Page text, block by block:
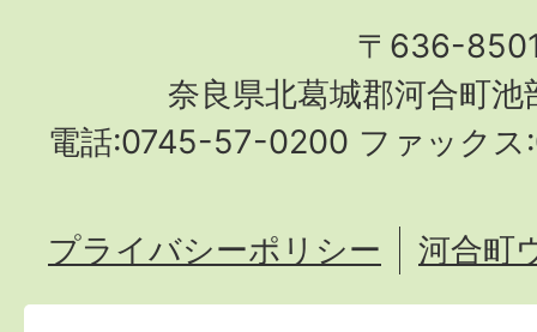
〒636-
奈良県北葛城郡河合町池
電話:0745-57-0200 ファック
プライバシーポリシー 河合町